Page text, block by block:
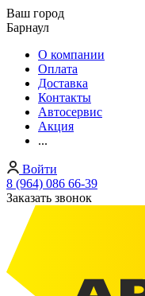
Ваш город
Барнаул
О компании
Оплата
Доставка
Контакты
Автосервис
Акция
...
Войти
8 (964) 086 66-39
Заказать звонок